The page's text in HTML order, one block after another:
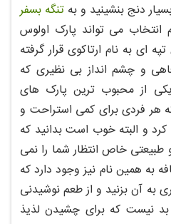
دنج بنشینید و به تنگه بسفر
انتخاب می تواند پارک اولوس
ای به نام ارتاکوی قرار گرفته
و چشم انداز بی نظیری که
یکی از محبوب ترین پارک های
هر فردی برای کمی استراحت و
و البته خوب است بدانید که
طبیعتی خاص انتظار شما را نمی
به همین نام نیز وجود دارد که
به آن بزنید و از طعم نوشیدنی
نیست که برای چشیدن لذیذ